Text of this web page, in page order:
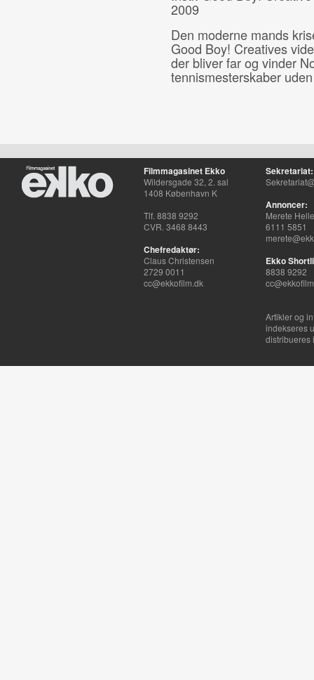
2009
Den moderne mands
Good Boy! Creatives
der bliver far og vinder
tennismesterskaber
Filmmagasinet Ekko
Wildersgade 32, 2. sal
1408 København K
Tlf. 8838 9292
CVR. 3468 8443
Chefredaktør:
Claus Christensen
2729 0011
cc@ekkofilm.dk
Sekretariat:
Annoncer:
Merete
6111 5851
Ekko
8838 9292
Artikler og
indekseres
distribueres